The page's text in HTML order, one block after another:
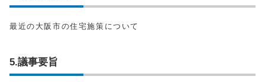
最近の大阪市の住宅施策について
5.議事要旨